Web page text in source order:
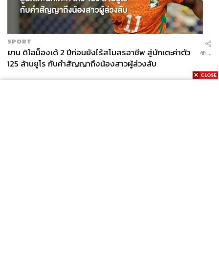
SPORT
ยาน ดิโอม็องเด้ 2 ปีก่อนยังไร้สโมสรอาชีพ สู่นักเตะค่าตัว
125 ล้านยูโร กับคำสัญญาถึงน้องสาวผู้ล่วงลับ
...